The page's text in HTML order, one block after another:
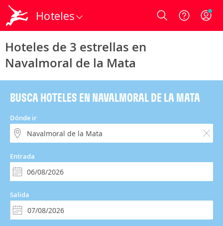
Hoteles Login
Hoteles de 3 estrellas en
Navalmoral de la Mata
BUSCA HOTELES EN NAVALMORAL DE LA MATA
Dónde ir
Entrada
Salida